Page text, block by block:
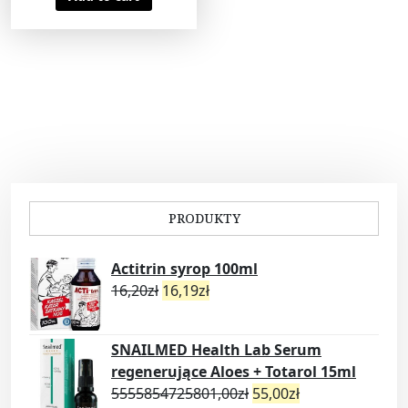
PRODUKTY
Actitrin syrop 100ml
16,20zł 16,19zł
SNAILMED Health Lab Serum
regenerujące Aloes + Totarol 15ml
5555854725801,00zł 55,00zł